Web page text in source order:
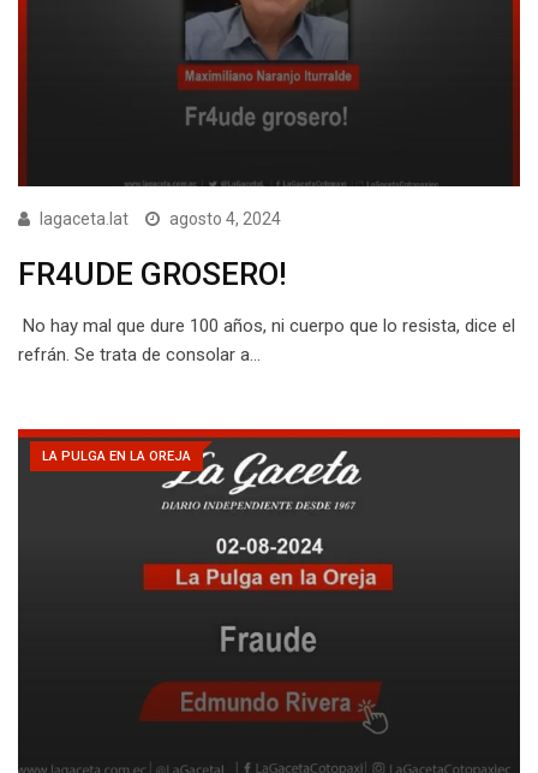
lagaceta.lat agosto 4, 2024
FR4UDE GROSERO!
No hay mal que dure 100 años, ni cuerpo que lo resista, dice el
refrán. Se trata de consolar a…
LA PULGA EN LA OREJA